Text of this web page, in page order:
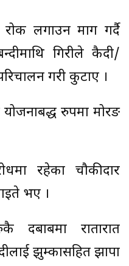
रोक लगाउन माग गर्दै
गिरीले कैदी/
गरी कुटाए ।
रुपमा मोरङ
रहेका चौकीदार
भए ।
दबाबमा रातारात
झुम्कासहित झापा